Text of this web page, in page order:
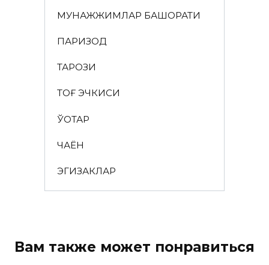
МУНАЖЖИМЛАР БАШОРАТИ
ПАРИЗОД
ТАРОЗИ
ТОҒ ЭЧКИСИ
ЎҚОТАР
ЧАЁН
ЭГИЗАКЛАР
Вам также может понравиться